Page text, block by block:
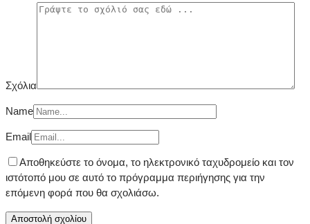
Σχόλια
Name
Email
Αποθηκεύστε το όνομα, το ηλεκτρονικό ταχυδρομείο και τον
ιστότοπό μου σε αυτό το πρόγραμμα περιήγησης για την
επόμενη φορά που θα σχολιάσω.